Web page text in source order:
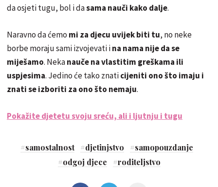
da osjeti tugu, bol i dasama nauči kako dalje.
Naravno da ćemo mi za djecu uvijek biti tu, no neke
borbe moraju sami izvojevati ina nama nije da se
miješamo. Nekanauče na vlastitim greškama ili
uspjesima. Jedino će tako znaticijeniti ono što imaju i
znati se izboriti za ono što nemaju.
Pokažite djetetu svoju sreću, ali i ljutnju i tugu
#samostalnost #djetinjstvo #samopouzdanje
#odgoj djece #roditeljstvo